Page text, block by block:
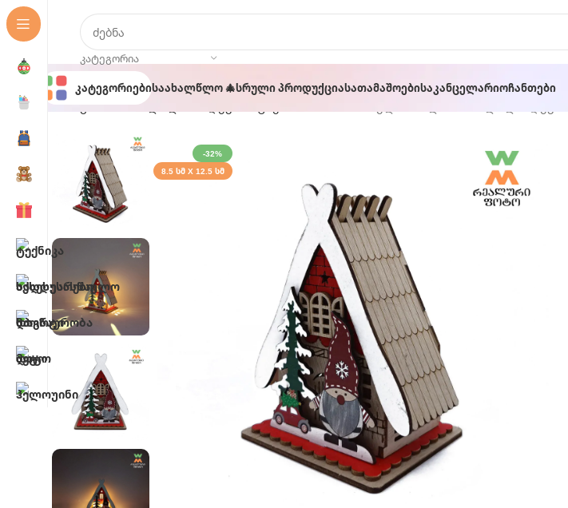
ᲙᲐᲢᲔᲒᲝᲠᲘᲐ
ᲙატეგორიებიᲡაახალწლო 🎄Სრული ᲞროდუქციაᲡათამაშოებიᲡაკანცელარიოᲩანთები
მთავარი საახალწლო 🎄
-32%
8.5 ᲡᲛ X 12.5 ᲡᲛ